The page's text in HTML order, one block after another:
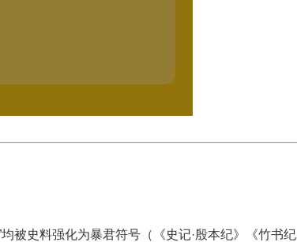
均被史料强化为暴君符号（《史记·殷本纪》《竹书纪